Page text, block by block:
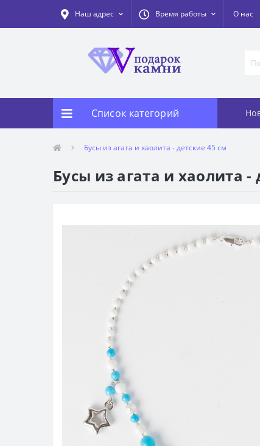
Наш адрес Время работы О нас
Список категорий
Бусы из агата и хаолита - детские 45 см
Бусы из агата и хаолита -